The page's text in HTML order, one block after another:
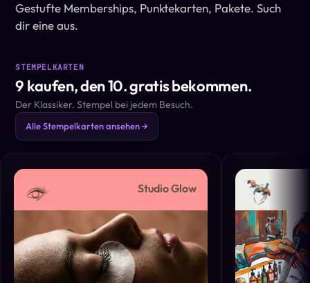
Gestufte Memberships, Punktekarten, Pakete. Such
dir eine aus.
STEMPELKARTEN
9 kaufen, den 10. gratis bekommen.
Der Klassiker. Stempel bei jedem Besuch.
Alle Stempelkarten ansehen →
Studio Glow